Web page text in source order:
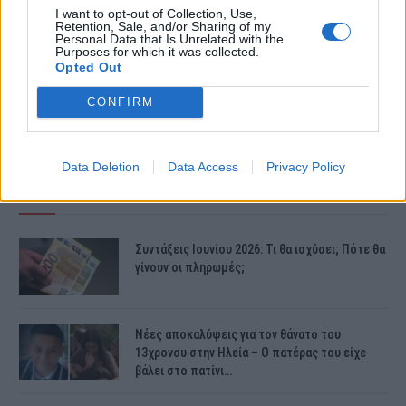
I want to opt-out of Collection, Use,
Retention, Sale, and/or Sharing of my
Personal Data that Is Unrelated with the
Purposes for which it was collected.
Opted Out
CONFIRM
Data Deletion Data Access Privacy Policy
Συντάξεις Ιουνίου 2026: Τι θα ισχύσει; Πότε θα
γίνουν οι πληρωμές;
Νέες αποκαλύψεις για τον θάνατο του
13χρονου στην Ηλεία – Ο πατέρας του είχε
βάλει στο πατίνι…